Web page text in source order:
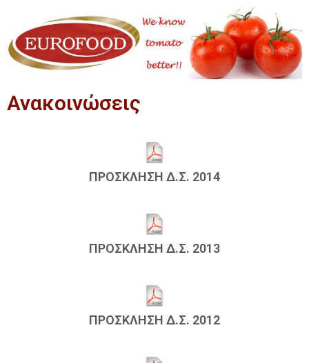
Ανακοινώσεις
ΠΡΟΣΚΛΗΣΗ Δ.Σ. 2014
ΠΡΟΣΚΛΗΣΗ Δ.Σ. 2013
ΠΡΟΣΚΛΗΣΗ Δ.Σ. 2012